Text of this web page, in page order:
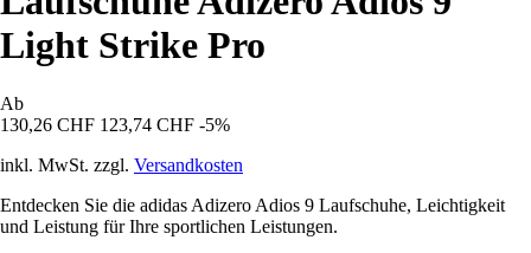
Light Strike Pro
Ab
130,26 CHF 123,74 CHF -5%
inkl. MwSt. zzgl. Versandkosten
Entdecken Sie die adidas Adizero Adios 9 Laufschuhe, Leichtigkeit
und Leistung für Ihre sportlichen Leistungen.